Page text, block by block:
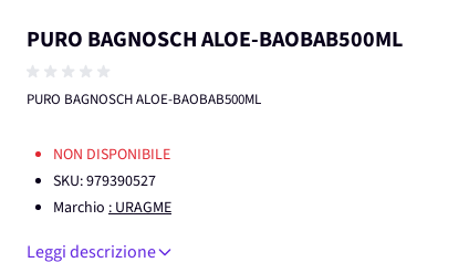
PURO BAGNOSCH ALOE-BAOBAB500ML
PURO BAGNOSCH ALOE-BAOBAB500ML
NON DISPONIBILE
SKU:979390527
Marchio : URAGME
Leggi descrizione